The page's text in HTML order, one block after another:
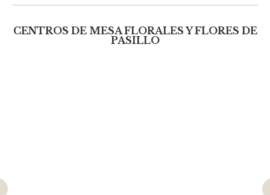
CENTROS DE MESA FLORALES Y FLORES DE
PASILLO